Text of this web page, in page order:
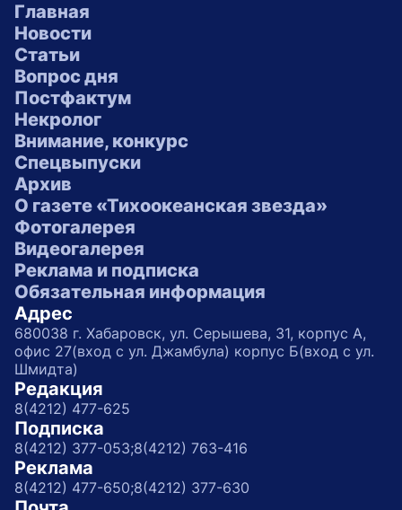
Главная
Новости
Статьи
Вопрос дня
Постфактум
Некролог
Внимание, конкурс
Спецвыпуски
Архив
О газете «Тихоокеанская звезда»
Фотогалерея
Видеогалерея
Реклама и подписка
Обязательная информация
Адрес
680038 г. Хабаровск, ул. Серышева, 31, корпус А,
офис 27(вход с ул. Джамбула) корпус Б(вход с ул.
Шмидта)
Редакция
8(4212) 477-625
Подписка
8(4212) 377-053;8(4212) 763-416
Реклама
8(4212) 477-650;8(4212) 377-630